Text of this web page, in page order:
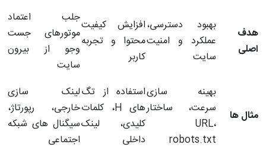
هدف
اصلی
بهبود دسترسی،
عملکرد و امنیت
سایت
افزایش کیفیت
محتوا و تجربه
کاربر
جلب اعتماد
موتورهای جست
وجو از بیرون
سایت
مثال ها
بهینه سازی
سرعت، ساختار
URL،
robots.txt
استفاده از تگ
های H، کلمات
کلیدی، لینک
داخلی
لینک سازی
خارجی، رپورتاژ،
سیگنال های شبکه
اجتماعی